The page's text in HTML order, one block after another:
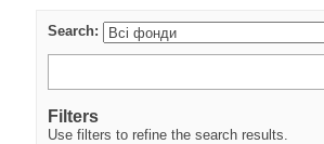
Search:
Filters
Use filters to refine the search results.